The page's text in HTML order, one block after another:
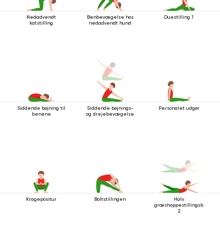
Nedadvendt
katstilling
Benbevægelse hos
nedadvendt hund
Duestilling 1
Siddende bøjning til
benene
Siddende bøjnings-
og drejebevægelse
Personalet udgør
Kragepositur Boltstillingen
Halv
2